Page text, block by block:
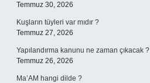
Temmuz 30, 2026
Kuşların tüyleri var mıdır ?
Temmuz 27, 2026
Yapılandırma kanunu ne zaman çıkacak ?
Temmuz 26, 2026
Ma’AM hangi dilde ?